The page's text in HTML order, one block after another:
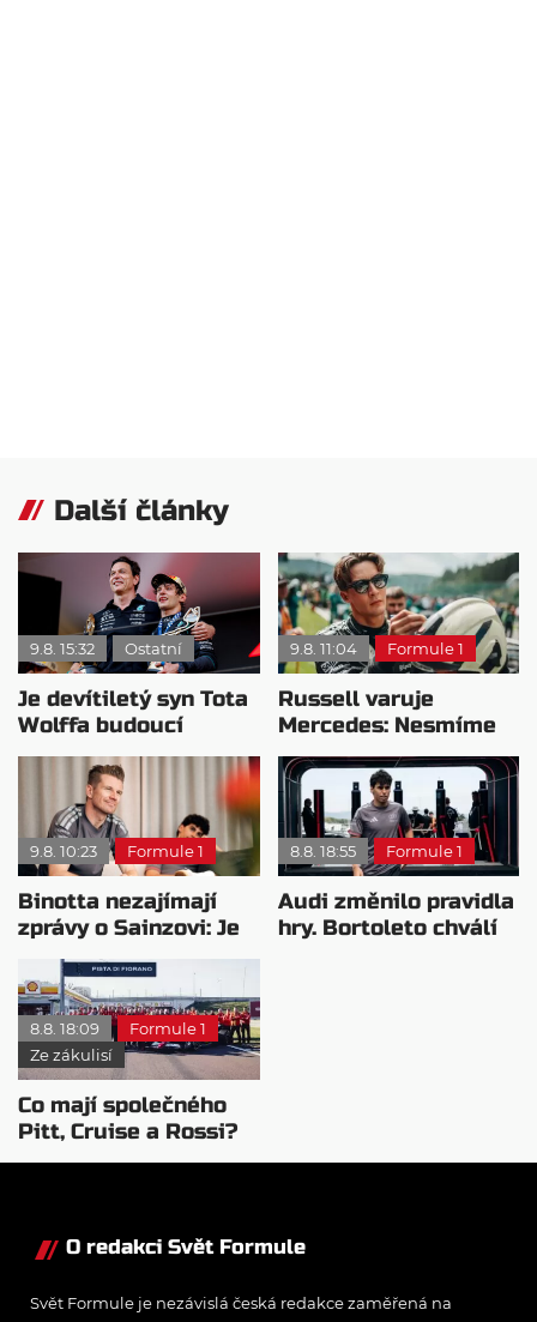
Další články
9.8. 15:32 Ostatní
Je devítiletý syn Tota
Wolffa budoucí
hvězdou F1?
9.8. 11:04 Formule 1
Russell varuje
Mercedes: Nesmíme
usnout na vavřínech
9.8. 10:23 Formule 1
Binotta nezajímají
zprávy o Sainzovi: Je
to důkaz, že Audi
roste
8.8. 18:55 Formule 1
Audi změnilo pravidla
hry. Bortoleto chválí
8.8. 18:09
Formule 1
Ze zákulisí
Co mají společného
Pitt, Cruise a Rossi?
Všichni řídili
O redakci Svět Formule
Svět Formule je nezávislá česká redakce zaměřená na